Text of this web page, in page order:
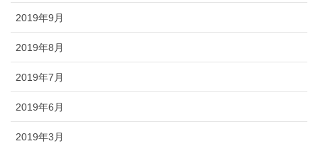
2019年9月
2019年8月
2019年7月
2019年6月
2019年3月